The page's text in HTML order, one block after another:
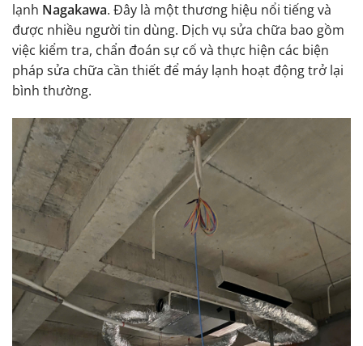
lạnh Nagakawa. Đây là một thương hiệu nổi tiếng và
được nhiều người tin dùng. Dịch vụ sửa chữa bao gồm
việc kiểm tra, chẩn đoán sự cố và thực hiện các biện
pháp sửa chữa cần thiết để máy lạnh hoạt động trở lại
bình thường.